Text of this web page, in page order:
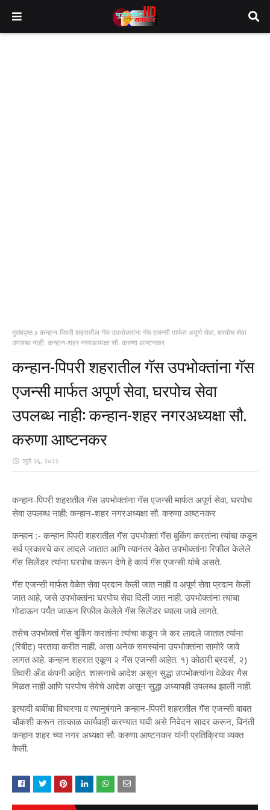
मुख्यपृष्ठ
कन्हान-पिपरी शहरातील गॅस उपभोक्तांना गॅस एजन्सी मार्फत अपूर्ण सेवा, घरपोच सेवा
उपलब्ध नाही: कन्हान-शहर नगरअध्यक्षा सौ. करुणा आष्टनकर
कन्हान-पिपरी शहरातील गॅस उपभोक्तांना गॅस
एजन्सी मार्फत अपूर्ण सेवा, घरपोच सेवा
उपलब्ध नाही: कन्हान-शहर नगरअध्यक्षा सौ.
करुणा आष्टनकर
जुलै २६, २०२२
कन्हान-पिपरी शहरातील गॅस उपभोक्तांना गॅस एजन्सी मार्फत अपूर्ण सेवा, घरपोच
सेवा उपलब्ध नाही: कन्हान-शहर नगरअध्यक्षा सौ. करुणा आष्टनकर
कन्हान :- कन्हान पिपरी शहरातील गॅस उपभोक्तां गॅस बुकिंग करतांना त्यांचा कडून
सर्व प्रकारचे कर लादले जातात आणि त्यानंतर वेळेत उपभोक्तांना रिफील केलेले
गॅस सिलेंडर त्यांना घरपोच करून देणे हे कार्य गॅस एजन्सी यांचे असते.
गॅस एजन्सी मार्फत वेळेत सेवा प्रदान केली जात नाही व अपूर्ण सेवा प्रदान केली
जात आहे, जसे उपभोक्तांना घरपोच सेवा दिली जात नाही. उपभोक्तांना त्यांचा
गोडाऊन पर्यंत जाऊन रिफील केलेले गॅस सिलेंडर घ्याला जावे लागते.
तसेच उपभोक्तां गॅस बुकिंग करतांना त्यांचा कडून जे कर लादले जातात त्यांना
(रिबीट) परतावा करीत नाही. असा अनेक समस्यांना उपभोक्तांना सामोरे जावे
लागत आहे. कन्हान शहरात एकूण २ गॅस एजन्सी आहेत. १) कोठारी ब्रदर्स, २)
तिवारी अँड कंपनी आहेत. शासनाचे आदेश असून सुद्धा उपभोक्त्यांना वेळेवर गैस
मिळत नाही आणि घरपोच सेवेचे आदेश असून सुद्धा अध्यापही उपलब्ध झाली नाही.
इत्यादी बाबींचा विचारणा व त्यानुषंगाने कन्हान-पिपरी शहरातील गॅस एजन्सी बाबत
चौकशी करून तात्काळ कार्यवाही करण्यात यावी असे निवेदन सादर करून, विनंती
कन्हान शहर च्या नगर अध्यक्षा सौ. करुणा आष्टनकर यांनी प्रतिक्रिया व्यक्त
केली.